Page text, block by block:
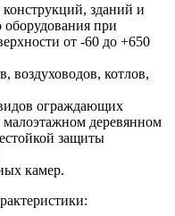
зданий и
при
от -60 до +650
воздуховодов, котлов,
ограждающих
деревянном
защиты
камер.